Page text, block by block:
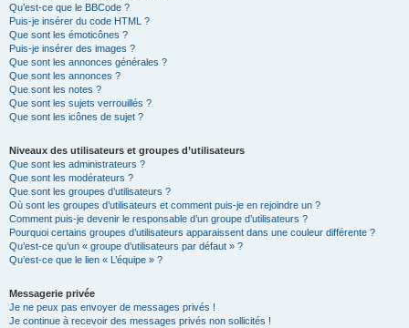
Qu’est-ce que le BBCode ?
Puis-je insérer du code HTML ?
Que sont les émoticônes ?
Puis-je insérer des images ?
Que sont les annonces générales ?
Que sont les annonces ?
Que sont les notes ?
Que sont les sujets verrouillés ?
Que sont les icônes de sujet ?
Niveaux des utilisateurs et groupes d’utilisateurs
Que sont les administrateurs ?
Que sont les modérateurs ?
Que sont les groupes d’utilisateurs ?
Où sont les groupes d’utilisateurs et comment puis-je en rejoindre un ?
Comment puis-je devenir le responsable d’un groupe d’utilisateurs ?
Pourquoi certains groupes d’utilisateurs apparaissent dans une couleur différente ?
Qu’est-ce qu’un « groupe d’utilisateurs par défaut » ?
Qu’est-ce que le lien « L’équipe » ?
Messagerie privée
Je ne peux pas envoyer de messages privés !
Je continue à recevoir des messages privés non sollicités !